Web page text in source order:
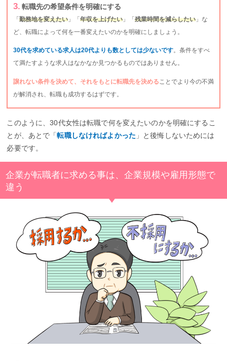
転職先の希望条件を明確にする
「 勤務地を変えたい」「 年収を上げたい」「 残業時間を減らしたい」な
ど、転職によって何を一番変えたいのかを明確にしましょう。
30代を求めている求人は20代よりも数としては少ないです。条件をすべ
て満たすような求人はなかなか見つかるものではありません。
譲れない条件を決めて、それをもとに転職先を決める ことでより今の不満
が解消され、転職も成功するはずです。
このように、30代女性は転職で何を変えたいのかを明確にするこ
とが、あとで「転職しなければよかった 」と後悔しないためには
必要です。
企業が転職者に求める事は、企業規模や雇用形態で
違う